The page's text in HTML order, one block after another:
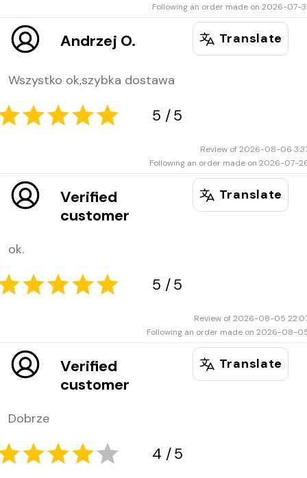
5
Following an order made on 2026-07-
Andrzej O. Translate
Wszystko ok,szybka dostawa
Review of 2026-08-06
Following an order made on 2026-07-
Verified
customer
Translate
ok.
Review of 2026-08-05
Following an order made on 2026-08-
Verified
customer
Translate
Dobrze